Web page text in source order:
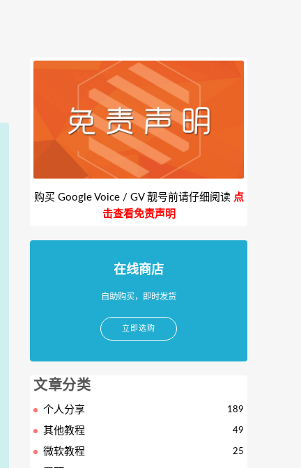
购买 Google Voice / GV 靓号前请仔细阅读 点
击查看免责声明
在线商店
自助购买，即时发货
立即选购
文章分类
个人分享 189
其他教程 49
微软教程 25